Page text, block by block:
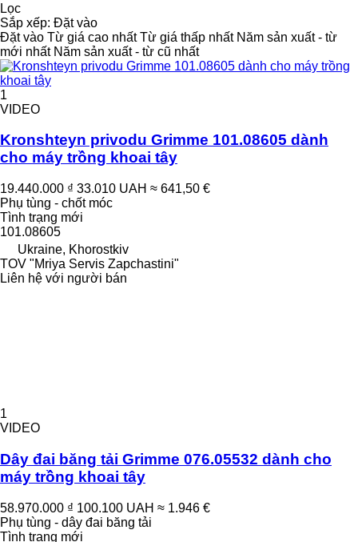
Lọc
Sắp xếp: Đặt vào
Đặt vào Từ giá cao nhất Từ giá thấp nhất Năm sản xuất - từ
mới nhất Năm sản xuất - từ cũ nhất
1
VIDEO
Kronshteyn privodu Grimme 101.08605 dành
cho máy trồng khoai tây
19.440.000 ₫ 33.010 UAH ≈ 641,50 €
Phụ tùng - chốt móc
Tình trạng mới
101.08605
Ukraine, Khorostkiv
TOV "Mriya Servis Zapchastini"
Liên hệ với người bán
1
VIDEO
Dây đai băng tải Grimme 076.05532 dành cho
máy trồng khoai tây
58.970.000 ₫ 100.100 UAH ≈ 1.946 €
Phụ tùng - dây đai băng tải
Tình trạng mới